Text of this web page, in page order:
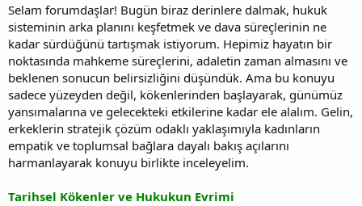
t
a
n
r
i
h
i
Selam forumdaşlar! Bugün biraz derinlere dalmak, hukuk
sisteminin arka planını keşfetmek ve dava süreçlerinin ne
kadar sürdüğünü tartışmak istiyorum. Hepimiz hayatın bir
noktasında mahkeme süreçlerini, adaletin zaman almasını ve
beklenen sonucun belirsizliğini düşündük. Ama bu konuyu
sadece yüzeyden değil, kökenlerinden başlayarak, günümüz
yansımalarına ve gelecekteki etkilerine kadar ele alalım. Gelin,
erkeklerin stratejik çözüm odaklı yaklaşımıyla kadınların
empatik ve toplumsal bağlara dayalı bakış açılarını
harmanlayarak konuyu birlikte inceleyelim.
Tarihsel Kökenler ve Hukukun Evrimi